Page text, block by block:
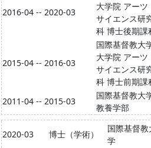
2016-04 -- 2020-03
大学院 アーツ
サイエンス研
科 博士後期課
2015-04 -- 2016-03
国際基督教大
大学院 アーツ
サイエンス研
科 博士前期課
2011-04 -- 2015-03
国際基督教大
教養学部
2020-03 博士（学術）
国際基督教
学